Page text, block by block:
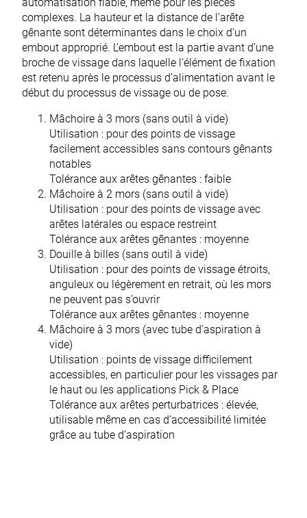
complexes. La hauteur et la distance de l’arête
gênante sont déterminantes dans le choix d’un
embout approprié. L’embout est la partie avant d’une
broche de vissage dans laquelle l’élément de fixation
est retenu après le processus d’alimentation avant le
début du processus de vissage ou de pose.
Mâchoire à 3 mors (sans outil à vide)
Utilisation : pour des points de vissage
facilement accessibles sans contours gênants
notables
Tolérance aux arêtes gênantes : faible
Mâchoire à 2 mors (sans outil à vide)
Utilisation : pour des points de vissage avec
arêtes latérales ou espace restreint
Tolérance aux arêtes gênantes : moyenne
Douille à billes (sans outil à vide)
Utilisation : pour des points de vissage étroits,
anguleux ou légèrement en retrait, où les mors
ne peuvent pas s’ouvrir
Tolérance aux arêtes gênantes : moyenne
Mâchoire à 3 mors (avec tube d’aspiration à
vide)
Utilisation : points de vissage difficilement
accessibles, en particulier pour les vissages par
le haut ou les applications Pick & Place
Tolérance aux arêtes perturbatrices : élevée,
utilisable même en cas d’accessibilité limitée
grâce au tube d’aspiration